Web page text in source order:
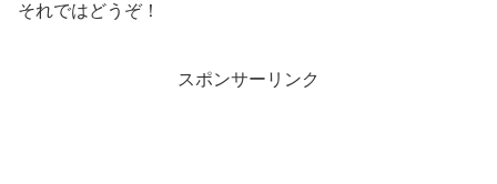
それではどうぞ！
スポンサーリンク